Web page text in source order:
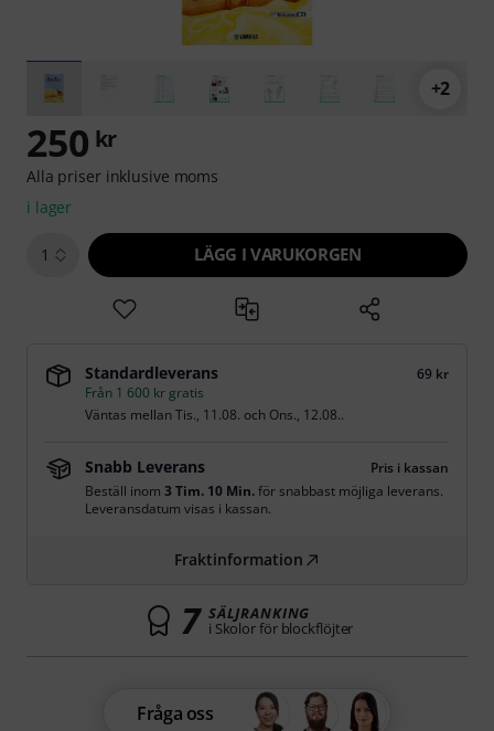
+2
250 kr
Alla priser inklusive moms
i lager
1 LÄGG I VARUKORGEN
Standardleverans
69 kr
Från 1 600 kr gratis
Väntas mellanTis., 11.08. och Ons., 12.08..
Snabb Leverans
Pris i kassan
Beställ inom 3 Tim. 10 Min.för snabbast möjliga leverans.
Leveransdatum visas i kassan.
Fraktinformation
7 SÄLJRANKING
i Skolor för blockflöjter
Fråga oss